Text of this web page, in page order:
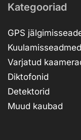
Kategooriad
GPS
Kuulamisseadmed
Varjatud
Diktofonid
Detektorid
Muud kaubad